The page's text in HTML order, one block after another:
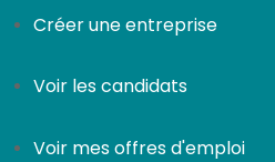
Créer une entreprise
Voir les candidats
Voir mes offres d'emploi